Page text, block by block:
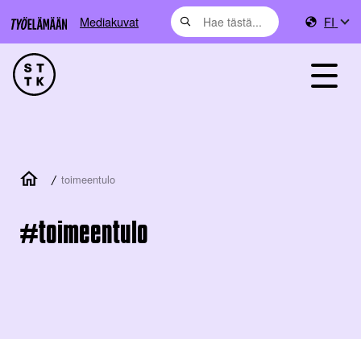
Mediakuvat FI
/ toimeentulo
toimeentulo